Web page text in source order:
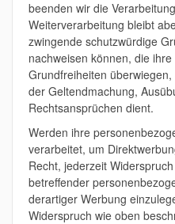
beenden wir die
Weiterverarbeitung bleibt
zwingende schutzwürdige
nachweisen können, die
Grundfreiheiten
der Geltendmachung,
Rechtsansprüchen dient.
Werden ihre
verarbeitet, um
Recht, jederzeit
betreffender
derartiger Werbung
Widerspruch wie oben